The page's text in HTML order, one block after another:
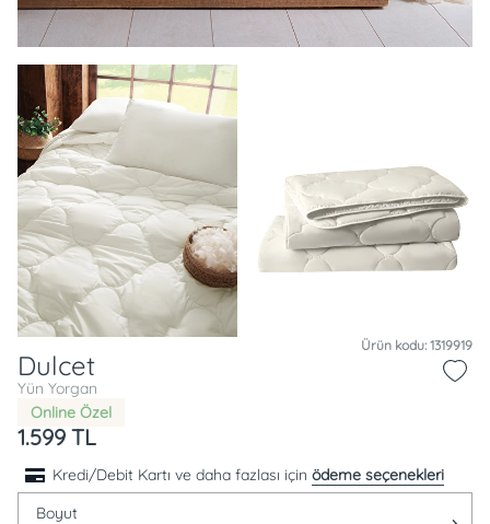
Ürün kodu: 1319919
Dulcet
Yün Yorgan
Online Özel
1.599 TL
Kredi/Debit Kartı ve daha fazlası için ödeme seçenekleri
Boyut